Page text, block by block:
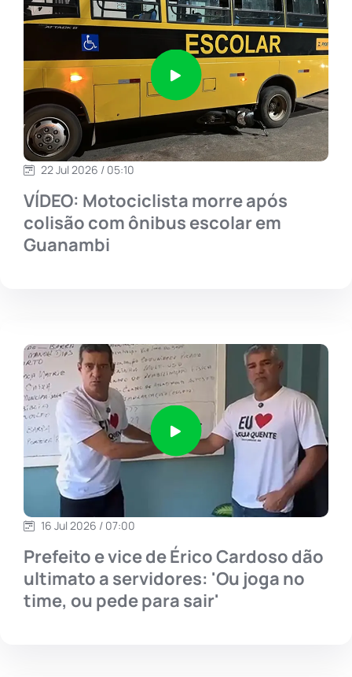
22 Jul 2026 / 05:10
VÍDEO: Motociclista morre após
colisão com ônibus escolar em
Guanambi
16 Jul 2026 / 07:00
Prefeito e vice de Érico Cardoso dão
ultimato a servidores: 'Ou joga no
time, ou pede para sair'